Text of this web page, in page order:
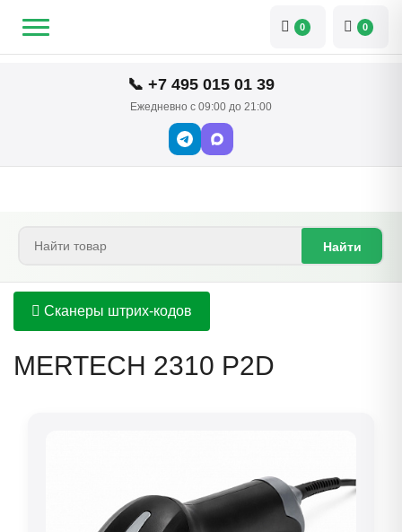
📞 +7 495 015 01 39
Ежедневно с 09:00 до 21:00
0 0
Найти
Сканеры штрих-кодов
MERTECH 2310 P2D